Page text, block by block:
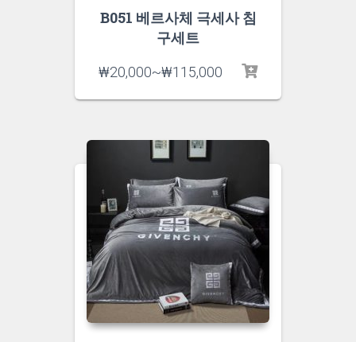
B051 베르사체 극세사 침
구세트
₩20,000~₩115,000